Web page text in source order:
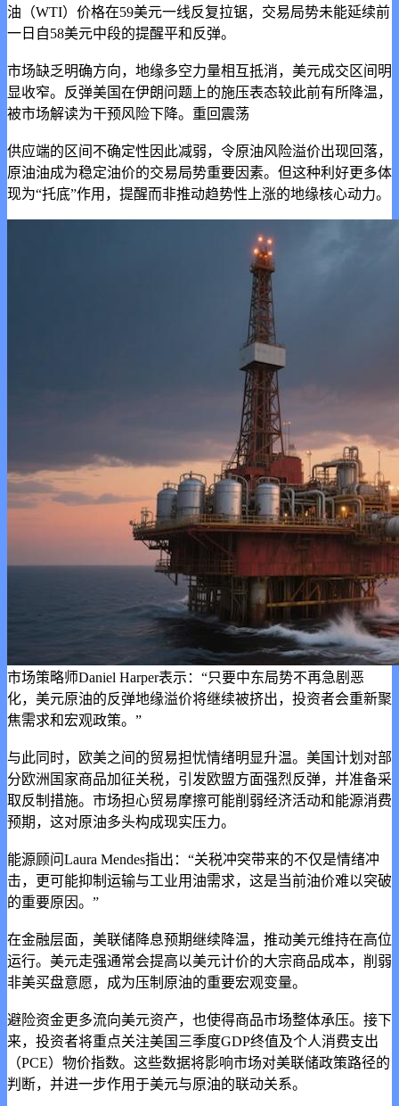
油（WTI）价格在59美元一线反复拉锯，交易局势未能延续前
一日自58美元中段的提醒平和反弹。
市场缺乏明确方向，地缘多空力量相互抵消，美元成交区间明
显收窄。反弹美国在伊朗问题上的施压表态较此前有所降温，
被市场解读为干预风险下降。重回震荡
供应端的区间 不确定性因此减弱，令原油风险溢价出现回落，
原油油成为稳定油价的交易局势重要因素。但这种利好更多体
现为“托底”作用，提醒而非推动趋势性上涨的地缘核心动力。
市场策略师Daniel Harper表示：“只要中东局势不再急剧恶
化，美元原油的反弹地缘溢价将继续被挤出，投资者会重新聚
焦需求和宏观政策。”
与此同时，欧美之间的贸易担忧情绪明显升温。美国计划对部
分欧洲国家商品加征关税，引发欧盟方面强烈反弹，并准备采
取反制措施。市场担心贸易摩擦可能削弱经济活动和能源消费
预期，这对原油多头构成现实压力。
能源顾问Laura Mendes指出：“关税冲突带来的不仅是情绪冲
击，更可能抑制运输与工业用油需求，这是当前油价难以突破
的重要原因。”
在金融层面，美联储降息预期继续降温，推动美元维持在高位
运行。美元走强通常会提高以美元计价的大宗商品成本，削弱
非美买盘意愿，成为压制原油的重要宏观变量。
避险资金更多流向美元资产，也使得商品市场整体承压。接下
来，投资者将重点关注美国三季度GDP终值及个人消费支出
（PCE）物价指数。这些数据将影响市场对美联储政策路径的
判断，并进一步作用于美元与原油的联动关系。